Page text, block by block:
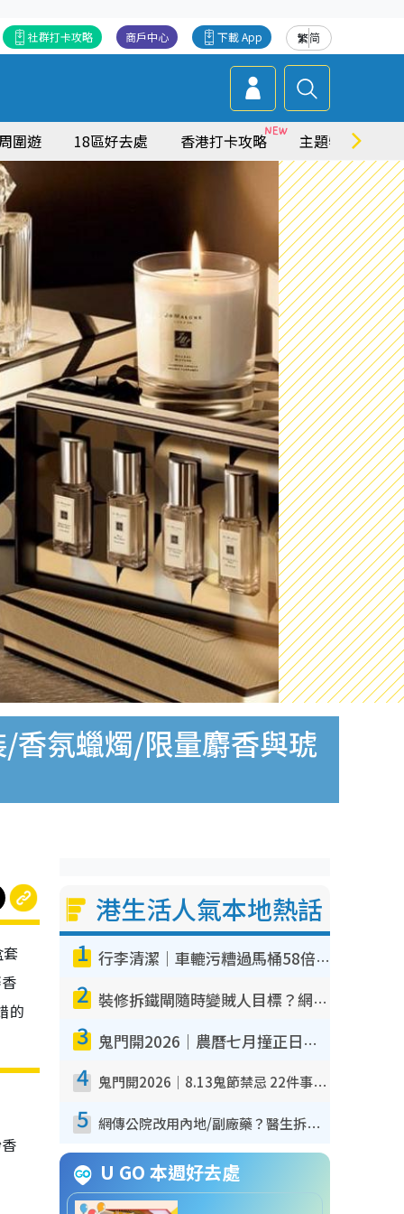
繁简
下載 App
商戶中心
社群打卡攻略
圍遊 18區好去處 香港打卡攻略 主題特集
香氛蠟燭/限量麝香與琥
的
港生活人氣本地熱話
1 行李清潔｜車轆污糟過馬桶58倍！專家警告忌用酒精抹 教1招免污手除菌
2 裝修拆鐵閘隨時變賊人目標？網民揭2大關鍵用途：裝新式等於白裝？附新舊鐵閘分別
3 鬼門開2026｜農曆七月撞正日全食特別邪？專家警告切忌做一事！揭4大禁忌+2招保平安
4 鬼門開2026｜8.13鬼節禁忌 22件事唔做得！燒肉、刺身要少食？半夜勿吹口哨/打呢個電話
5 網傳公院改用內地/副廠藥？醫生拆解正副廠分別 揭4類人換藥隨時出事
U GO 本週好去處